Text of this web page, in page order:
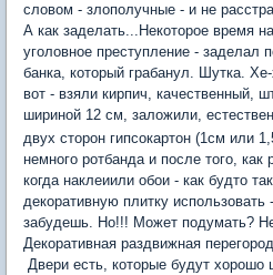
словом - злополучные - и не
А как заделать...Некоторое время
уголовное преступление - заделал
банка, который грабанул. Шутка.
вот - взяли кирпич, качественный,
шириной 12 см, заложили,
двух сторон гипсокартон (1см или
немного ротбанда и после того, как
когда наклеиили обои - как будто
декоративную плитку
забудешь. Но!!! Может подумать?
Декоративная раздвижная
Двери есть, которые будут